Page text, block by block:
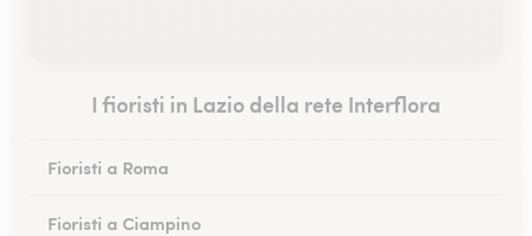
I fioristi in Lazio della rete Interflora
Fioristi a Roma
Fioristi a Ciampino